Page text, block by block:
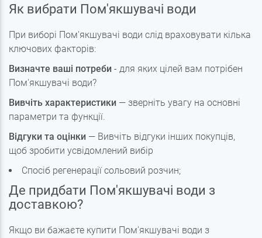
Як вибрати Пом'якшувачі води
При виборі Пом'якшувачі води слід враховувати кілька
ключових факторів:
Визначте ваші потреби - для яких цілей вам потрібен
Пом'якшувачі води?
Вивчіть характеристики — зверніть увагу на основні
параметри та функції.
Відгуки та оцінки — Вивчіть відгуки інших покупців,
щоб зробити усвідомлений вибір
Спосіб регенерації сольовий розчин;
Де придбати Пом'якшувачі води з
доставкою?
Якщо ви бажаєте купити Пом'якшувачі води з